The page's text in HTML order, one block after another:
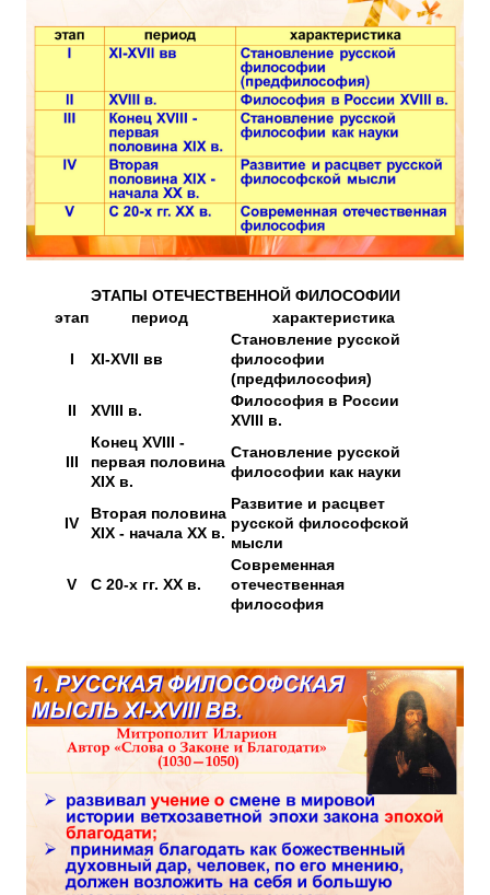
ЭТАПЫ ОТЕЧЕСТВЕННОЙ ФИЛОСОФИИ
этап
период характеристика
I XI-XVII вв
Становление русской
философии
(предфилософия)
II
XVIII в.
Философия в России
XVIII в.
III
Конец XVIII -
первая половина
XIX в.
Становление русской
философии как науки
IV
Вторая половина
XIX - начала XX в.
Развитие и расцвет
русской философской
мысли
V С 20-х гг. XX в.
Современная
отечественная
философия